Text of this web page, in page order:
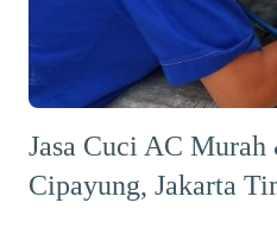
Jasa Cuci AC
Cipayung, Jakarta